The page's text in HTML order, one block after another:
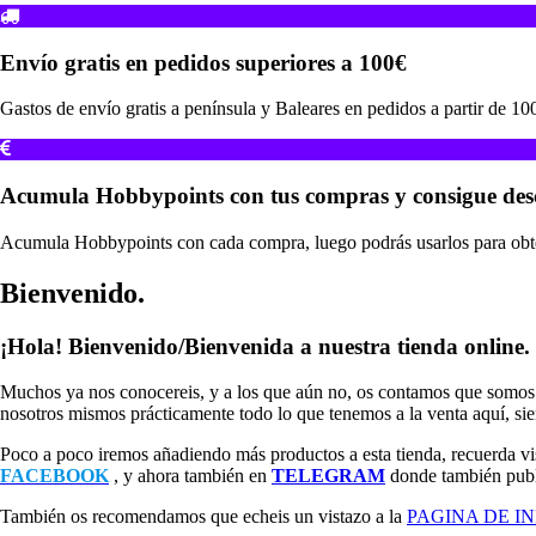
Envío gratis en pedidos superiores a 100€
Gastos de envío gratis a península y Baleares en pedidos a partir de
Acumula Hobbypoints con tus compras y consigue
Acumula Hobbypoints con cada compra, luego podrás usarlos para
Bienvenido.
¡Hola! Bienvenido/Bienvenida a nuestra tienda online.
Muchos ya nos conocereis, y a los que aún no, os contamos que
nosotros mismos prácticamente todo lo que tenemos a la venta aquí,
Poco a poco iremos añadiendo más productos a esta tienda, recuerda
FACEBOOK , y ahora también en TELEGRAM donde también
También os recomendamos que echeis un vistazo a la PAGINA DE